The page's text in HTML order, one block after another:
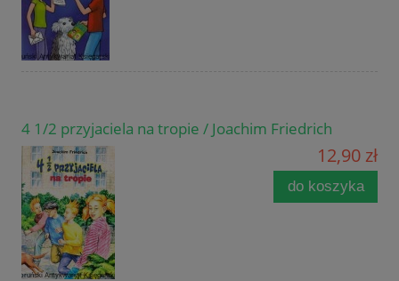
4 1/2 przyjaciela na tropie / Joachim Friedrich
12,90 zł
do koszyka